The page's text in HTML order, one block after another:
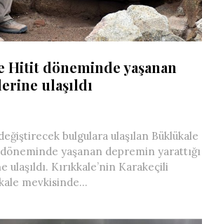
Hitit döneminde yaşanan
ulaşıldı
bulgulara ulaşılan Büklükale
yaşanan depremin yarattığı
Kırıkkale’nin Karakeçili
mevkisinde...